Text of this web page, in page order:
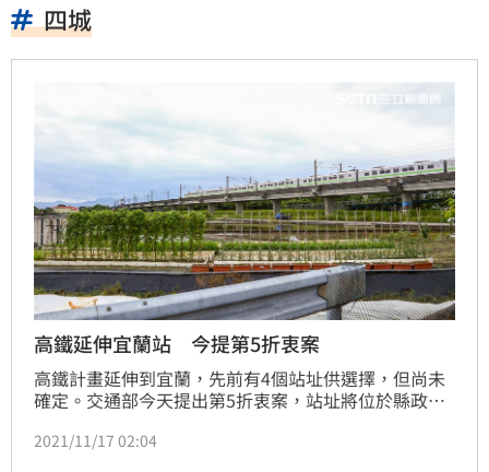
四城
高鐵延伸宜蘭站 今提第5折衷案
高鐵計畫延伸到宜蘭，先前有4個站址供選擇，但尚未
確定。交通部今天提出第5折衷案，站址將位於縣政中
站址參考。高鐵延伸宜蘭計畫先前列出四城、宜蘭、縣
2021/11/17 02:04